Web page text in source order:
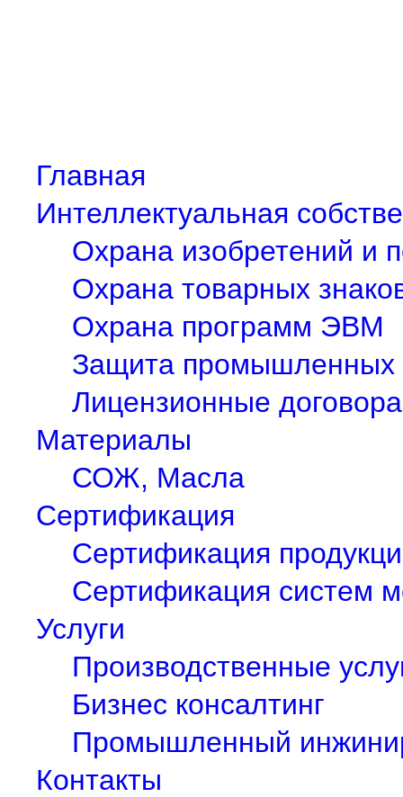
Главная
Интеллектуальная
Охрана изобретений и
Охрана товарных
Охрана программ ЭВМ
Защита промышленных
Лицензионные договора
Материалы
СОЖ, Масла
Сертификация
Сертификация
Сертификация систем
Услуги
Производственные
Бизнес консалтинг
Промышленный
Контакты